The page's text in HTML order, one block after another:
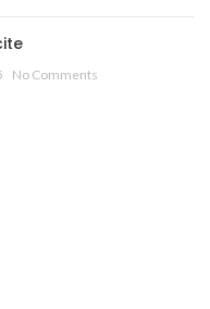
No Comments